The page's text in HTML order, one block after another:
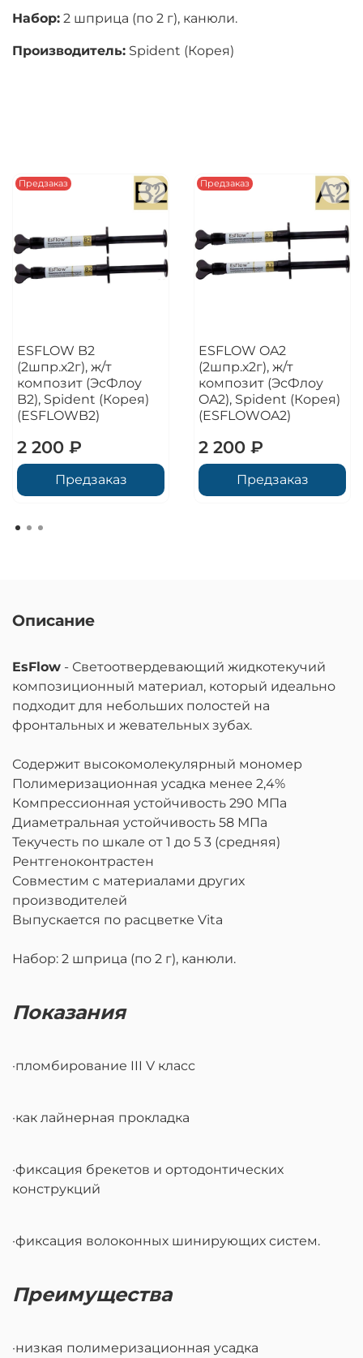
Набор: 2 шприца (по 2 г), канюли.
Производитель: Spident (Корея)
Предзаказ
ESFLOW B2
(2шпр.х2г), ж/т
композит (ЭсФлоу
B2), Spident (Корея)
(ESFLOWB2)
2 200 ₽
Предзаказ
Предзаказ
ESFLOW OA2
(2шпр.х2г), ж/т
композит (ЭсФлоу
OA2), Spident (Корея)
(ESFLOWOA2)
2 200 ₽
Предзаказ
Описание
EsFlow - Светоотвердевающий жидкотекучий
композиционный материал, который идеально
подходит для небольших полостей на
фронтальных и жевательных зубах.
Содержит высокомолекулярный мономер
Полимеризационная усадка менее 2,4%
Компрессионная устойчивость 290 МПа
Диаметральная устойчивость 58 МПа
Текучесть по шкале от 1 до 5 3 (средняя)
Рентгеноконтрастен
Совместим с материалами других
производителей
Выпускается по расцветке Vita
Набор: 2 шприца (по 2 г), канюли.
Показания
·пломбирование III V класс
·как лайнерная прокладка
·фиксация брекетов и ортодонтических
конструкций
·фиксация волоконных шинирующих систем.
Преимущества
·низкая полимеризационная усадка